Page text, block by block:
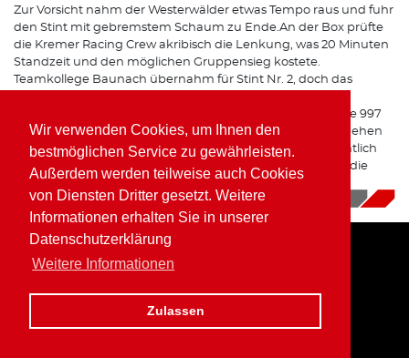
Wir verwenden Cookies, um Ihnen den
bestmöglichen Service zu gewährleisten.
Außerdem werden teilweise auch Cookies
von Diensten Dritter gesetzt. Weitere
Informationen erhalten Sie in unserer
Datenschutzerklärung
Weitere Informationen
Zulassen
Zur Vorsicht nahm der Westerwälder etwas Tempo raus und fuhr
den Stint mit gebremstem Schaum zu Ende.An der Box prüfte
die Kremer Racing Crew akribisch die Lenkung, was 20 Minuten
Standzeit und den möglichen Gruppensieg kostete.
Teamkollege Baunach übernahm für Stint Nr. 2, doch das
Sicherheitsgründen entschied sich das Team, den Porsche 997
K3 aus dem Rennen zurück zu ziehen. „In zwei Wochen gehen
wir bei VLN 4 wieder an den Start und können uns hoffentlich
endlich mal einen Siegerkranz abholen“, gab Kaufmann die
28.06.2018
Home Impressum